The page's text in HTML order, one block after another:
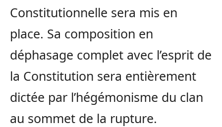
Constitutionnelle sera mis en
place. Sa composition en
déphasage complet avec l’esprit de
la Constitution sera entièrement
dictée par l’hégémonisme du clan
au sommet de la rupture.